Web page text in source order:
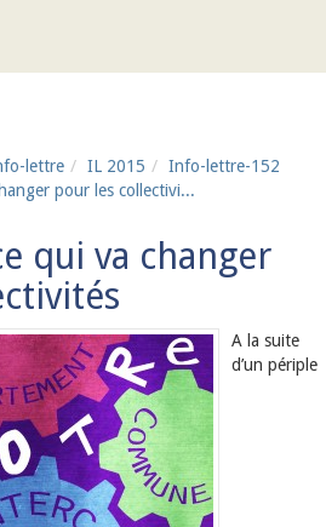
lettre IL 2015
Info-lettre-152
pour les collectivi...
qui va changer
A la suite
d’un périple